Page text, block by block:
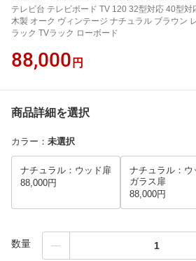
テレビ台 テレビボード TV 120 32型対応 40型
木製 オーク ヴィンテージ ナチュラル ブラウン
ラック TVラック ローボード
88,000 円
商品詳細を選択
カラー ： 未選択
ナチュラル：ウッド扉
88,000円
ナチュラル：ウ
ガラス扉
88,000円
数量